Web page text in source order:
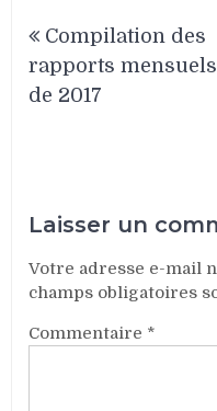
de
l’article
Compilation des
rapports mensuels
de 2017
Laisser un
Votre adresse e-mail
champs obligatoires
Commentaire *